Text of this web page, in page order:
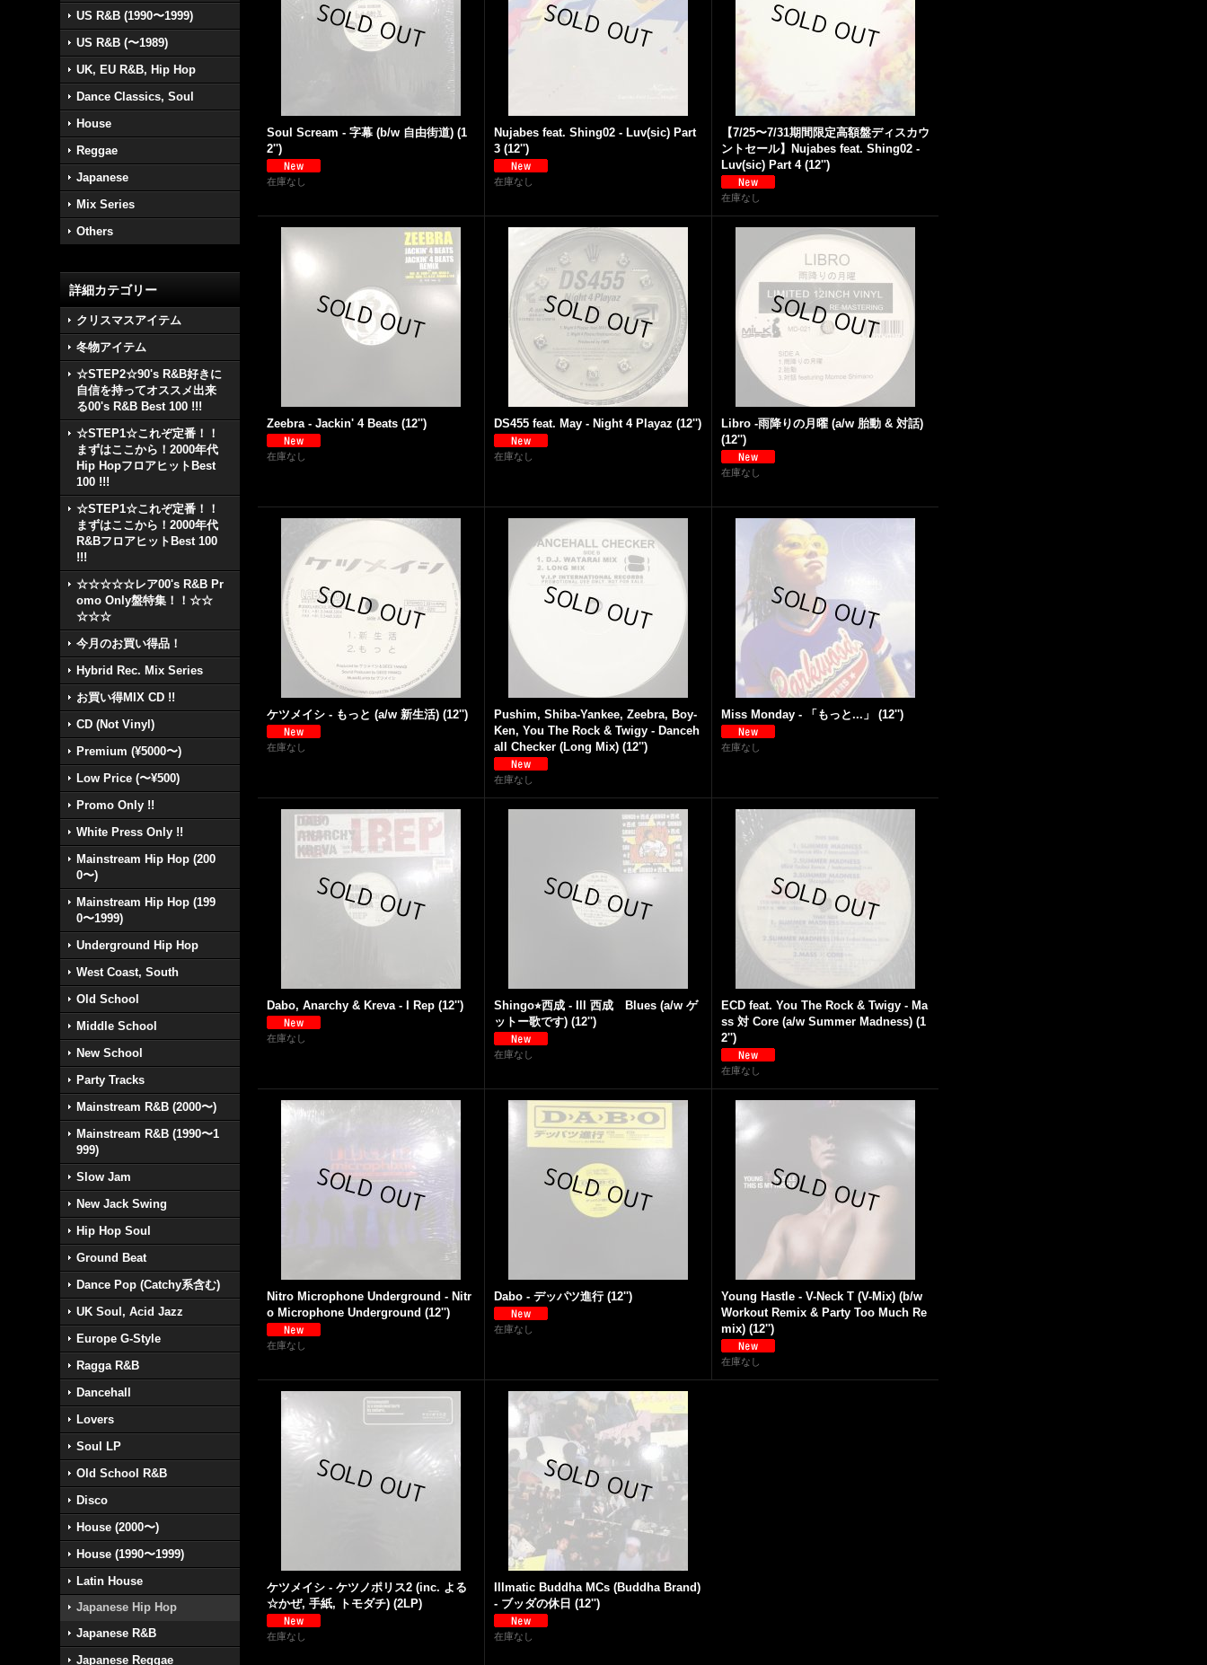
US R&B (1990〜1999)
US R&B (〜1989)
UK, EU R&B, Hip Hop
Dance Classics, Soul
House
Reggae
Japanese
Mix Series
Others
詳細カテゴリー
クリスマスアイテム
冬物アイテム
☆STEP2☆90's R&B好きに
自信を持ってオススメ出来
る00's R&B Best 100 !!!
☆STEP1☆これぞ定番！！
まずはここから！2000年代
Hip HopフロアヒットBest
100 !!!
☆STEP1☆これぞ定番！！
まずはここから！2000年代
R&BフロアヒットBest 100
!!!
☆☆☆☆☆レア00's R&B Pr
omo Only盤特集！！☆☆
☆☆☆
今月のお買い得品！
Hybrid Rec. Mix Series
お買い得MIX CD !!
CD (Not Vinyl)
Premium (¥5000〜)
Low Price (〜¥500)
Promo Only !!
White Press Only !!
Mainstream Hip Hop (200
0〜)
Mainstream Hip Hop (199
0〜1999)
Underground Hip Hop
West Coast, South
Old School
Middle School
New School
Party Tracks
Mainstream R&B (2000〜)
Mainstream R&B (1990〜1
999)
Slow Jam
New Jack Swing
Hip Hop Soul
Ground Beat
Dance Pop (Catchy系含む)
UK Soul, Acid Jazz
Europe G-Style
Ragga R&B
Dancehall
Lovers
Soul LP
Old School R&B
Disco
House (2000〜)
House (1990〜1999)
Latin House
Japanese Hip Hop
Japanese R&B
Japanese Reggae
Soul Scream - 字幕 (b/w 自由街道) (1
2'')
在庫なし
Nujabes feat. Shing02 - Luv(sic) Part
3 (12'')
在庫なし
【7/25〜7/31期間限定高額盤ディスカウ
ントセール】Nujabes feat. Shing02 -
Luv(sic) Part 4 (12'')
在庫なし
Zeebra - Jackin' 4 Beats (12'')
在庫なし
DS455 feat. May - Night 4 Playaz (12'')
在庫なし
Libro -雨降りの月曜 (a/w 胎動 & 対話)
(12'')
在庫なし
ケツメイシ - もっと (a/w 新生活) (12'')
在庫なし
Pushim, Shiba-Yankee, Zeebra, Boy-
Ken, You The Rock & Twigy - Danceh
all Checker (Long Mix) (12'')
在庫なし
Miss Monday - 「もっと...」 (12'')
在庫なし
Dabo, Anarchy & Kreva - I Rep (12'')
在庫なし
Shingo⭐︎西成 - Ill 西成 Blues (a/w ゲ
ットー歌です) (12'')
在庫なし
ECD feat. You The Rock & Twigy - Ma
ss 対 Core (a/w Summer Madness) (1
2'')
在庫なし
Nitro Microphone Underground - Nitr
o Microphone Underground (12'')
在庫なし
Dabo - デッパツ進行 (12'')
在庫なし
Young Hastle - V-Neck T (V-Mix) (b/w
Workout Remix & Party Too Much Re
mix) (12'')
在庫なし
ケツメイシ - ケツノポリス2 (inc. よる
☆かぜ, 手紙, トモダチ) (2LP)
在庫なし
Illmatic Buddha MCs (Buddha Brand)
- ブッダの休日 (12'')
在庫なし